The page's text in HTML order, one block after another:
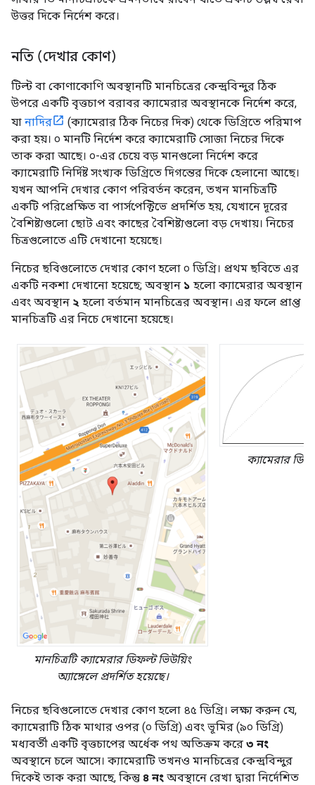
উত্তর দিকে নির্দেশ করে।
নতি (দেখার কোণ)
টিল্ট বা কোণাকোণি অবস্থানটি মানচিত্রের কেন্দ্রবিন্দুর ঠিক
উপরে একটি বৃত্তচাপ বরাবর ক্যামেরার অবস্থানকে নির্দেশ করে,
যা নাদির
(ক্যামেরার ঠিক নিচের দিক) থেকে ডিগ্রিতে পরিমাপ
করা হয়। ০ মানটি নির্দেশ করে ক্যামেরাটি সোজা নিচের দিকে
তাক করা আছে। ০-এর চেয়ে বড় মানগুলো নির্দেশ করে
ক্যামেরাটি নির্দিষ্ট সংখ্যক ডিগ্রিতে দিগন্তের দিকে হেলানো আছে।
যখন আপনি দেখার কোণ পরিবর্তন করেন, তখন মানচিত্রটি
একটি পরিপ্রেক্ষিত বা পার্সপেক্টিভে প্রদর্শিত হয়, যেখানে দূরের
বৈশিষ্ট্যগুলো ছোট এবং কাছের বৈশিষ্ট্যগুলো বড় দেখায়। নিচের
চিত্রগুলোতে এটি দেখানো হয়েছে।
নিচের ছবিগুলোতে দেখার কোণ হলো ০ ডিগ্রি। প্রথম ছবিতে এর
একটি নকশা দেখানো হয়েছে; অবস্থান ১ হলো ক্যামেরার অবস্থান
এবং অবস্থান ২ হলো বর্তমান মানচিত্রের অবস্থান। এর ফলে প্রাপ্ত
মানচিত্রটি এর নিচে দেখানো হয়েছে।
মানচিত্রটি ক্যামেরার ডিফল্ট ভিউয়িং
অ্যাঙ্গেলে প্রদর্শিত হয়েছে।
ক্যামেরার
নিচের ছবিগুলোতে দেখার কোণ হলো ৪৫ ডিগ্রি। লক্ষ্য করুন যে,
ক্যামেরাটি ঠিক মাথার ওপর (০ ডিগ্রি) এবং ভূমির (৯০ ডিগ্রি)
মধ্যবর্তী একটি বৃত্তচাপের অর্ধেক পথ অতিক্রম করে ৩ নং
অবস্থানে চলে আসে। ক্যামেরাটি তখনও মানচিত্রের কেন্দ্রবিন্দুর
দিকেই তাক করা আছে, কিন্তু ৪ নং অবস্থানে রেখা দ্বারা নির্দেশিত